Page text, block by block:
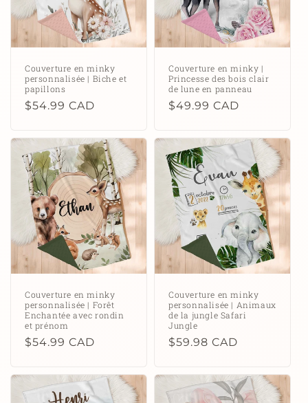
Couverture en minky
personnalisée | Biche et
papillons
Prix
$54.99 CAD
Couverture en minky |
Princesse des bois clair
de lune en panneau
Prix
$49.99 CAD
Couverture en minky
personnalisée | Forêt
Enchantée avec rondin
et prénom
Prix
$54.99 CAD
Couverture en minky
personnalisée | Animaux
de la jungle Safari
Jungle
Prix
$59.98 CAD